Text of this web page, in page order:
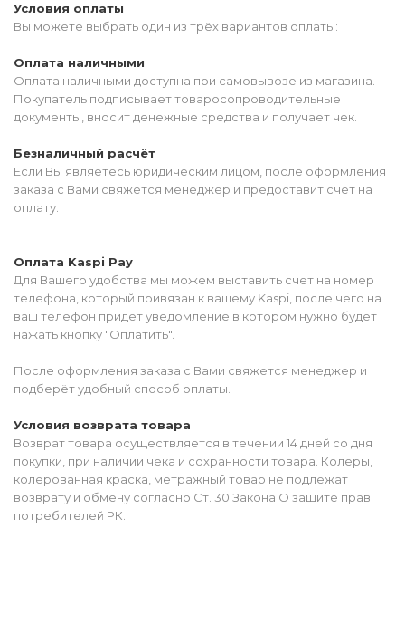
Условия оплаты
Вы можете выбрать один из трёх вариантов оплаты:
Оплата наличными
Оплата наличными доступна при самовывозе из магазина.
Покупатель подписывает товаросопроводительные
документы, вносит денежные средства и получает чек.
Безналичный расчёт
Если Вы являетесь юридическим лицом, после оформления
заказа с Вами свяжется менеджер и предоставит счет на
оплату.
Оплата Kaspi Pay
Для Вашего удобства мы можем выставить счет на номер
телефона, который привязан к вашему Kaspi, после чего на
ваш телефон придет уведомление в котором нужно будет
нажать кнопку "Оплатить".
После оформления заказа с Вами свяжется менеджер и
подберёт удобный способ оплаты.
Условия возврата товара
Возврат товара осуществляется в течении 14 дней со дня
покупки, при наличии чека и сохранности товара. Колеры,
колерованная краска, метражный товар не подлежат
возврату и обмену согласно Ст. 30 Закона О защите прав
потребителей РК.